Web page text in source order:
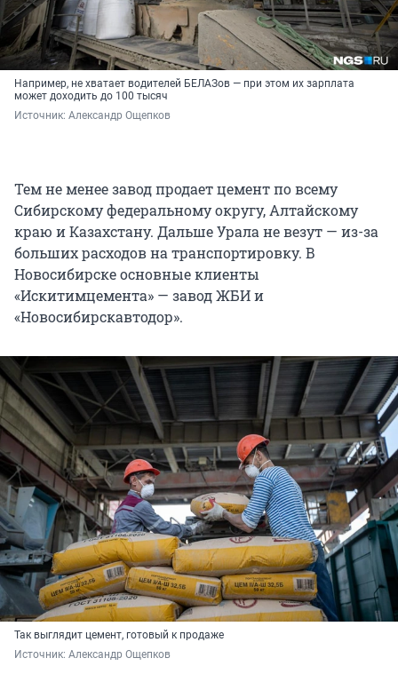
Например, не хватает водителей БЕЛАЗов — при этом их зарплата
может доходить до 100 тысяч
Источник: Александр Ощепков
Тем не менее завод продает цемент по всему
Сибирскому федеральному округу, Алтайскому
краю и Казахстану. Дальше Урала не везут — из-за
больших расходов на транспортировку. В
Новосибирске основные клиенты
«Искитимцемента» — завод ЖБИ и
«Новосибирскавтодор».
Так выглядит цемент, готовый к продаже
Источник: Александр Ощепков